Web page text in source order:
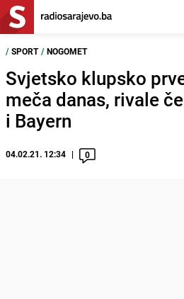
/ SPORT / NOGOMET
Svjetsko klupsko
meča danas, rivale
i Bayern
04.02.21. 12:34 0